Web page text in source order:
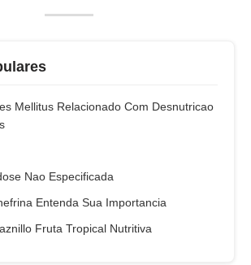
Mellitus Relacionado Com Desnutricao
Nao Especificada
Entenda Sua Importancia
Fruta Tropical Nutritiva